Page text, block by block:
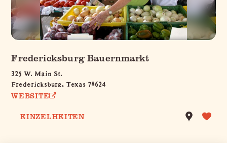
Fredericksburg Bauernmarkt
325 W. Main St.
Fredericksburg, Texas 78624
WEBSITE
EINZELHEITEN